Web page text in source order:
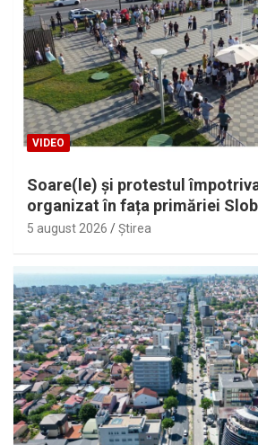
VIDEO
Soare(le) și protestul
organizat în fața primăriei
5 august 2026 Ştirea